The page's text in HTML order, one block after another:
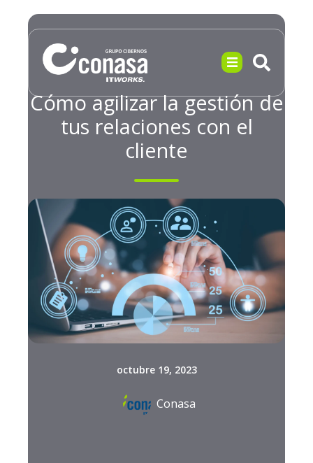
Cómo agilizar la gestión de
tus relaciones con el
cliente
octubre 19, 2023
Conasa